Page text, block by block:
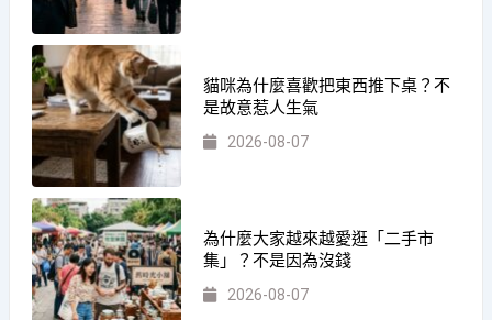
貓咪為什麼喜歡把東西推下桌？不
是故意惹人生氣
2026-08-07
為什麼大家越來越愛逛「二手市
集」？不是因為沒錢
2026-08-07